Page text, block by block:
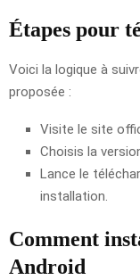
Étapes pour
Voici la logique à
proposée :
Visite le site
Choisis la
Lance le
installation.
Comment
Android